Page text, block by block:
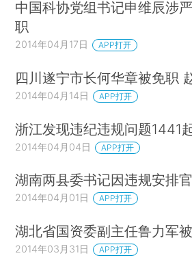
中国科协党组书记申维辰涉
职
2014年04月17日 APP打开
四川遂宁市长何华章被免职
2014年04月14日 APP打开
浙江发现违纪违规问题1441
2014年04月04日 APP打开
湖南两县委书记因违规安排
2014年04月01日 APP打开
湖北省国资委副主任鲁力军
2014年03月31日 APP打开